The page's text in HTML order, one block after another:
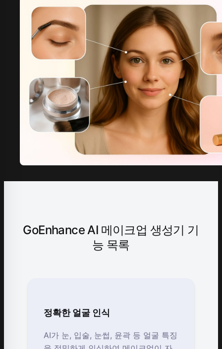
GoEnhance AI 메이크업 생성기 기
능 목록
정확한 얼굴 인식
AI가 눈, 입술, 눈썹, 윤곽 등 얼굴 특징